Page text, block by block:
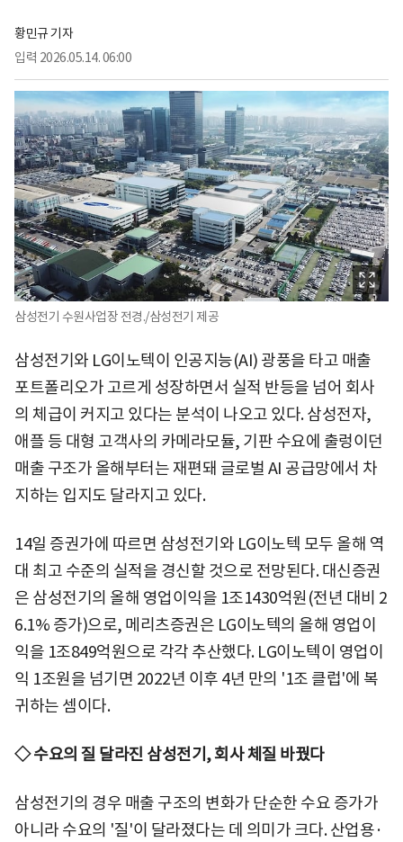
황민규 기자
입력 2026.05.14. 06:00
삼성전기 수원사업장 전경./삼성전기 제공
삼성전기와 LG이노텍이 인공지능(AI) 광풍을 타고 매출
포트폴리오가 고르게 성장하면서 실적 반등을 넘어 회사
의 체급이 커지고 있다는 분석이 나오고 있다. 삼성전자,
애플 등 대형 고객사의 카메라모듈, 기판 수요에 출렁이던
매출 구조가 올해부터는 재편돼 글로벌 AI 공급망에서 차
지하는 입지도 달라지고 있다.
14일 증권가에 따르면 삼성전기와 LG이노텍 모두 올해 역
대 최고 수준의 실적을 경신할 것으로 전망된다. 대신증권
은 삼성전기의 올해 영업이익을 1조1430억원(전년 대비 2
6.1% 증가)으로, 메리츠증권은 LG이노텍의 올해 영업이
익을 1조849억원으로 각각 추산했다. LG이노텍이 영업이
익 1조원을 넘기면 2022년 이후 4년 만의 '1조 클럽'에 복
귀하는 셈이다.
◇ 수요의 질 달라진 삼성전기, 회사 체질 바꿨다
삼성전기의 경우 매출 구조의 변화가 단순한 수요 증가가
아니라 수요의 '질'이 달라졌다는 데 의미가 크다. 산업용·